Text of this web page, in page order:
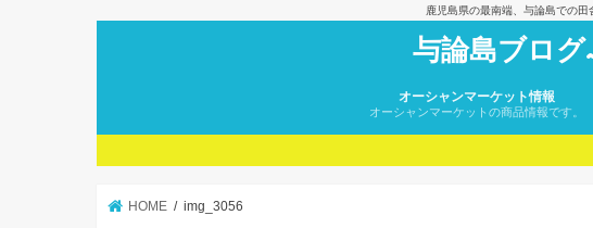
鹿児島県の最南端、与論島での
与論島ブロ
オーシャンマーケット情報
オーシャンマーケットの商品情報です。
HOME img_3056